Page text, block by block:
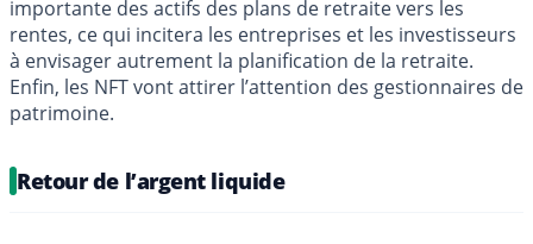
importante des actifs des plans de retraite vers les
rentes, ce qui incitera les entreprises et les investisseurs
à envisager autrement la planification de la retraite.
Enfin, les NFT vont attirer l’attention des gestionnaires de
patrimoine.
Retour de l’argent liquide